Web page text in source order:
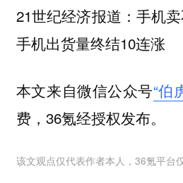
21世纪经济报道：手机
手机出货量终结10连涨
本文来自微信公众号“伯
费，36氪经授权发布。
该文观点仅代表作者本人，36氪平台